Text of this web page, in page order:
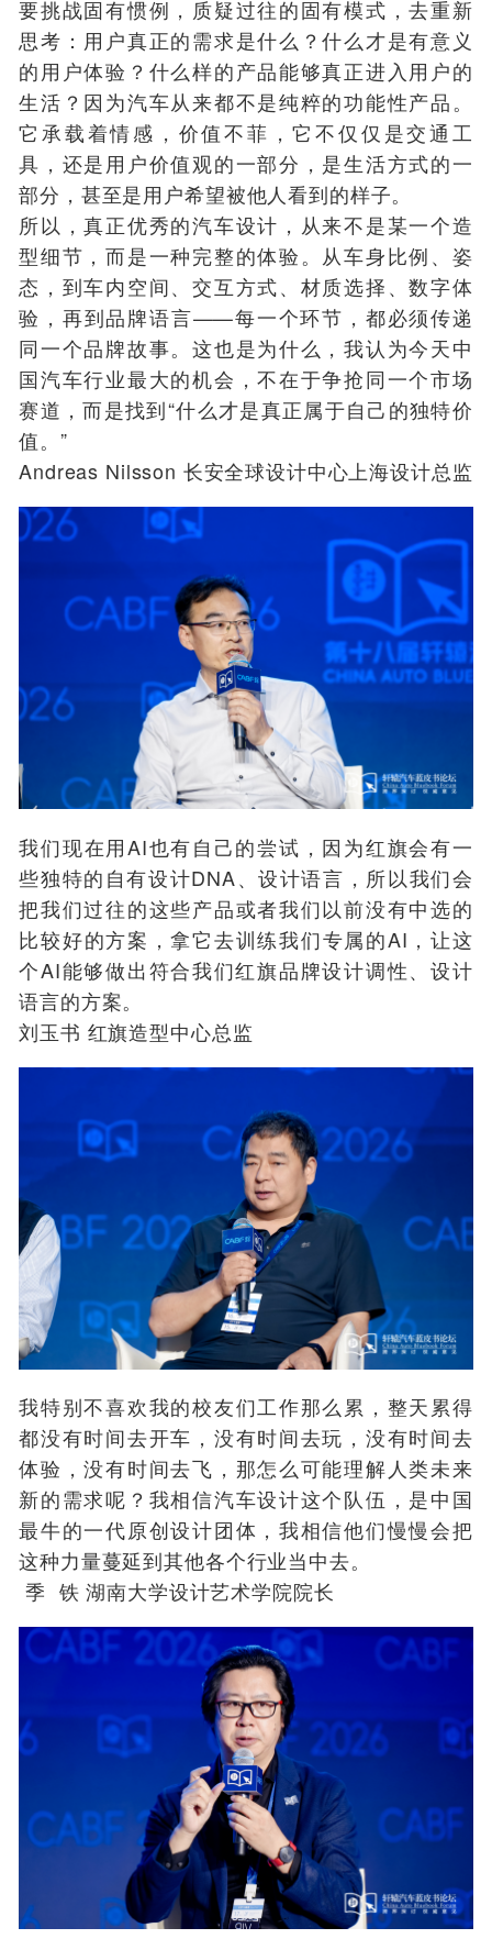
要挑战固有惯例，质疑过往的固有模式，去重新
思考：用户真正的需求是什么？什么才是有意义
的用户体验？什么样的产品能够真正进入用户的
生活？因为汽车从来都不是纯粹的功能性产品。
它承载着情感，价值不菲，它不仅仅是交通工
具，还是用户价值观的一部分，是生活方式的一
部分，甚至是用户希望被他人看到的样子。
所以，真正优秀的汽车设计，从来不是某一个造
型细节，而是一种完整的体验。从车身比例、姿
态，到车内空间、交互方式、材质选择、数字体
验，再到品牌语言——每一个环节，都必须传递
同一个品牌故事。这也是为什么，我认为今天中
国汽车行业最大的机会，不在于争抢同一个市场
赛道，而是找到“什么才是真正属于自己的独特价
值。”
Andreas Nilsson 长安全球设计中心上海设计总监
我们现在用AI也有自己的尝试，因为红旗会有一
些独特的自有设计DNA、设计语言，所以我们会
把我们过往的这些产品或者我们以前没有中选的
比较好的方案，拿它去训练我们专属的AI，让这
个AI能够做出符合我们红旗品牌设计调性、设计
语言的方案。
刘玉书 红旗造型中心总监
我特别不喜欢我的校友们工作那么累，整天累得
都没有时间去开车，没有时间去玩，没有时间去
体验，没有时间去飞，那怎么可能理解人类未来
新的需求呢？我相信汽车设计这个队伍，是中国
最牛的一代原创设计团体，我相信他们慢慢会把
这种力量蔓延到其他各个行业当中去。
季 铁 湖南大学设计艺术学院院长